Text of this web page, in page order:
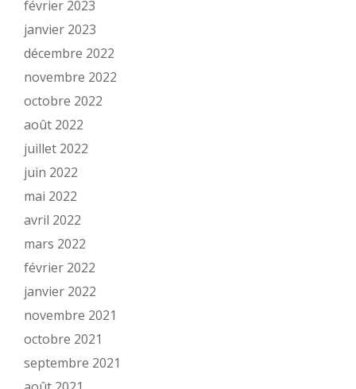
février 2023
janvier 2023
décembre 2022
novembre 2022
octobre 2022
août 2022
juillet 2022
juin 2022
mai 2022
avril 2022
mars 2022
février 2022
janvier 2022
novembre 2021
octobre 2021
septembre 2021